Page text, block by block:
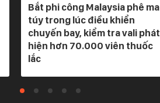
Bắt phi công Malaysia phê ma
túy trong lúc điều khiển
chuyến bay, kiểm tra vali phát
hiện hơn 70.000 viên thuốc
lắc